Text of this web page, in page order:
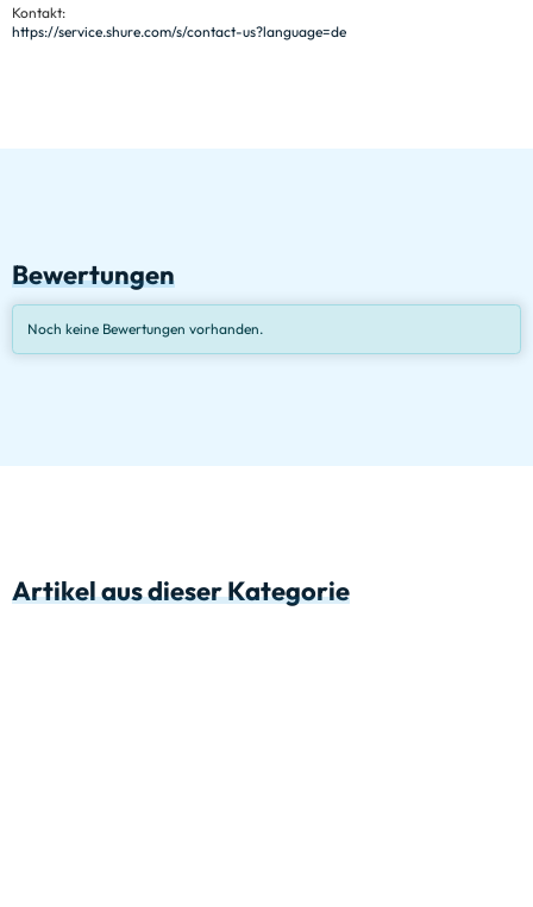
Kontakt:
https://service.shure.com/s/contact-us?language=de
Bewertungen
Noch keine Bewertungen vorhanden.
Artikel aus dieser Kategorie